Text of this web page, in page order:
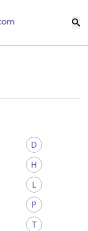
D
H
L
P
T